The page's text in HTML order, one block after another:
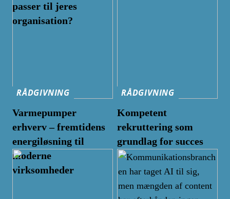
passer til jeres
organisation?
RÅDGIVNING
Varmepumper
erhverv – fremtidens
energiløsning til
moderne
virksomheder
RÅDGIVNING
Kompetent
rekruttering som
grundlag for succes